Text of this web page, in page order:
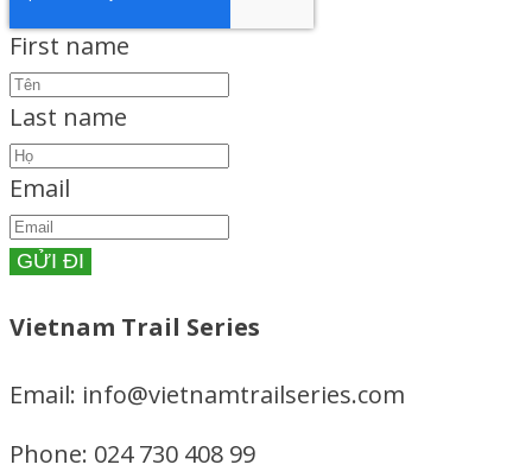
First name
Last name
Email
Vietnam Trail Series
Email: info@vietnamtrailseries.com
Phone: 024 730 408 99